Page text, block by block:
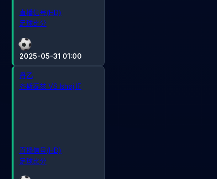
2025-05-31 01:00
直播信号(HD)
足球比分
丹乙
齐斯泰兹 VS Ishøj IF
直播信号(HD)
足球比分